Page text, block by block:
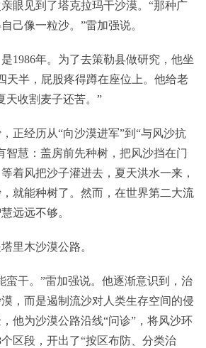
眼见到了塔克拉玛干沙漠。“那种广
己像一粒沙。”雷加强说。
年。为了去策勒县做研究，他坐
天半，屁股疼得蹲在座位上。他给老
天收割麦子还苦。”
经历从“向沙漠进军”到“与风沙抗
智慧：盖房前先种树，把风沙挡在门
着风把沙子灌进去，夏天洪水一来，
就能种树了。然而，在世界第二大流
远远不够。
木沙漠公路。
干。”雷加强说。他逐渐意识到，治
，而是遏制流沙对人类生存空间的侵
他为沙漠公路沿线“问诊”，将风沙环
区段，开出了“按区布防、分类治